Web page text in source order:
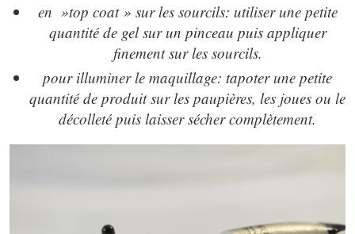
en »top coat » sur les sourcils: utiliser une petite
quantité de gel sur un pinceau puis appliquer
finement sur les sourcils.
pour illuminer le maquillage: tapoter une petite
quantité de produit sur les paupières, les joues ou le
décolleté puis laisser sécher complètement.